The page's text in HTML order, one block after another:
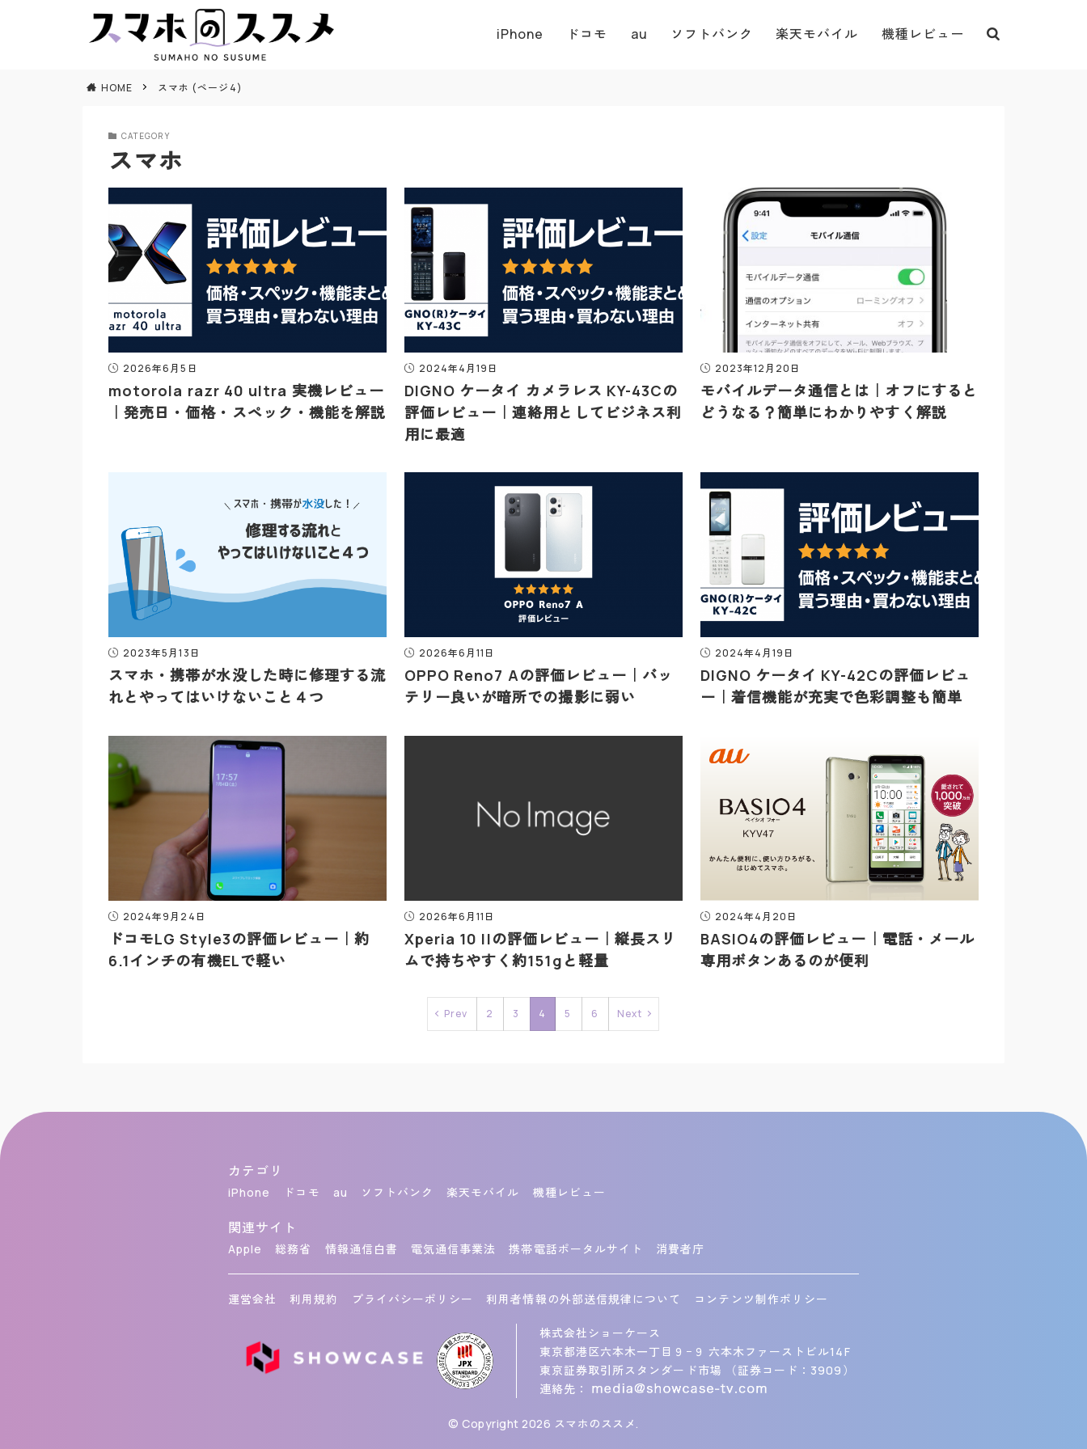
iPhone ドコモ au ソフトバンク 楽天モバイル 機種レビュー
HOME スマホ (ページ4)
CATEGORY
スマホ
2026年6月5日
motorola razr 40 ultra 実機レビュー
｜発売日・価格・スペック・機能を解説
2024年4月19日
DIGNO ケータイ カメラレス KY-43Cの
評価レビュー｜連絡用としてビジネス利
用に最適
2023年12月20日
モバイルデータ通信とは｜オフにすると
どうなる？簡単にわかりやすく解説
2023年5月13日
スマホ・携帯が水没した時に修理する流
れとやってはいけないこと４つ
2026年6月11日
OPPO Reno7 Aの評価レビュー｜バッ
テリー良いが暗所での撮影に弱い
2024年4月19日
DIGNO ケータイ KY-42Cの評価レビュ
ー｜着信機能が充実で色彩調整も簡単
2024年9月24日
ドコモLG Style3の評価レビュー｜約
6.1インチの有機ELで軽い
2026年6月11日
Xperia 10 IIの評価レビュー｜縦長スリ
ムで持ちやすく約151gと軽量
2024年4月20日
BASIO4の評価レビュー｜電話・メール
専用ボタンあるのが便利
Prev 2 3 4 5 6 Next
カテゴリ
iPhone ドコモ au ソフトバンク 楽天モバイル 機種レビュー
関連サイト
Apple 総務省 情報通信白書 電気通信事業法 携帯電話ポータルサイト 消費者庁
運営会社 利用規約 プライバシーポリシー 利用者情報の外部送信規律について コンテンツ制作ポリシー
株式会社ショーケース
東京都港区六本木一丁目９−９ 六本木ファーストビル14F
東京証券取引所スタンダード市場 （証券コード：3909）
連絡先：
© Copyright 2026 スマホのススメ.